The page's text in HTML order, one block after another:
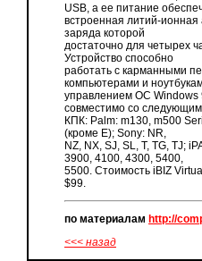
USB, а ее питание
встроенная литий-ионная
заряда которой
достаточно для четырех
Устройство способно
работать с карманными
компьютерами и
управлением ОС Windows
совместимо со
КПК: Palm: m130, m500
(кроме E); Sony: NR,
NZ, NX, SJ, SL, T, TG, TJ;
3900, 4100, 4300, 5400,
5500. Стоимость iBIZ
$99.
по материалам http://
<<< назад